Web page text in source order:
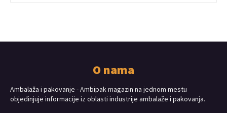
O nama
Ambalaža i pakovanje - Ambipak magazin na jednom mestu
objedinjuje informacije iz oblasti industrije ambalaže i pakovanja.